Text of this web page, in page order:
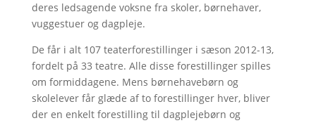
deres ledsagende voksne fra skoler, børnehaver,
vuggestuer og dagpleje.
De får i alt 107 teaterforestillinger i sæson 2012-13,
fordelt på 33 teatre. Alle disse forestillinger spilles
om formiddagene. Mens børnehavebørn og
skolelever får glæde af to forestillinger hver, bliver
der en enkelt forestilling til dagplejebørn og